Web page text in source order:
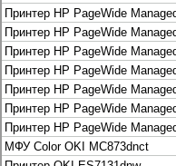
Рассчитать и заказать
О компании
История Леком
Производители
Леком
Pantum
UTINET
G&G